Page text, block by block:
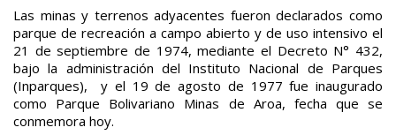
Las minas y terrenos adyacentes fueron declarados como
parque de recreación a campo abierto y de uso intensivo el
21 de septiembre de 1974, mediante el Decreto N° 432,
bajo la administración del Instituto Nacional de Parques
(Inparques), y el 19 de agosto de 1977 fue inaugurado
como Parque Bolivariano Minas de Aroa, fecha que se
conmemora hoy.